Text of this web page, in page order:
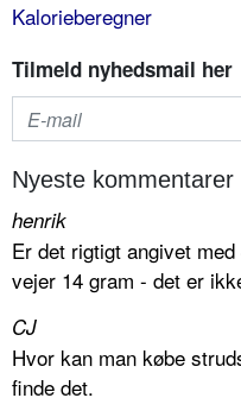
Kalorieberegner
Tilmeld nyhedsmail her
Nyeste kommentarer
henrik
Er det rigtigt angivet
vejer 14 gram - det er
CJ
Hvor kan man købe
finde det.